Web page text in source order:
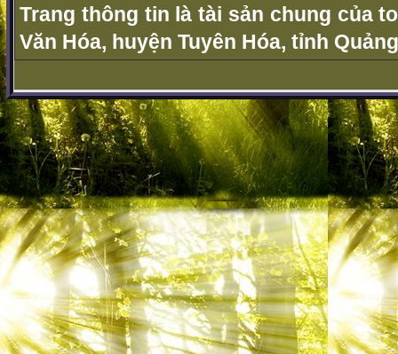
Trang thông tin là tài sản chung của
Văn Hóa, huyện Tuyên Hóa, tỉnh